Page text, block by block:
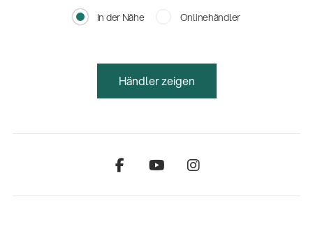
In der Nähe Onlinehändler
Händler zeigen